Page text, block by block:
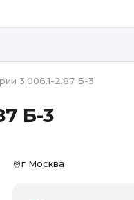
3.006.1-2.87 Б-3
Б-3
г Москва